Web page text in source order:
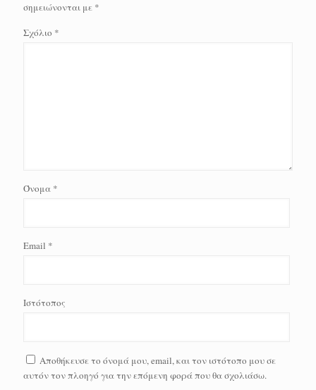
σημειώνονται με *
Σχόλιο *
Όνομα *
Email *
Ιστότοπος
Αποθήκευσε το όνομά μου, email, και τον ιστότοπο μου σε
αυτόν τον πλοηγό για την επόμενη φορά που θα σχολιάσω.